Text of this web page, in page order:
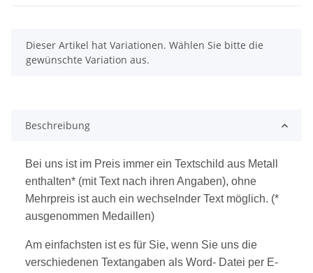
x
Dieser Artikel hat Variationen. Wählen Sie bitte die
gewünschte Variation aus.
Beschreibung
Bei uns ist im Preis immer ein Textschild aus Metall
enthalten* (mit Text nach ihren Angaben), ohne
Mehrpreis ist auch ein wechselnder Text möglich. (*
ausgenommen Medaillen)
Am einfachsten ist es für Sie, wenn Sie uns die
verschiedenen Textangaben als Word- Datei per E-